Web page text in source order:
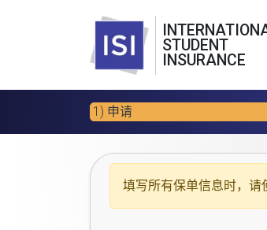
STUDENT
INSURANCE
1) 申请
填写所有保单信息时，请